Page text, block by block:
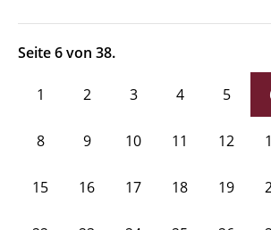
Seite 6 von 38.
1 2 3 4 5
8 9 10 11 12
15 16 17 18 19